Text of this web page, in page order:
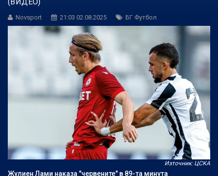
Novsport 21:03 02.08.2025 БГ Футбол
Източник: ЦСКА
Жулиен Лами наказа "червените" в 89-та минута